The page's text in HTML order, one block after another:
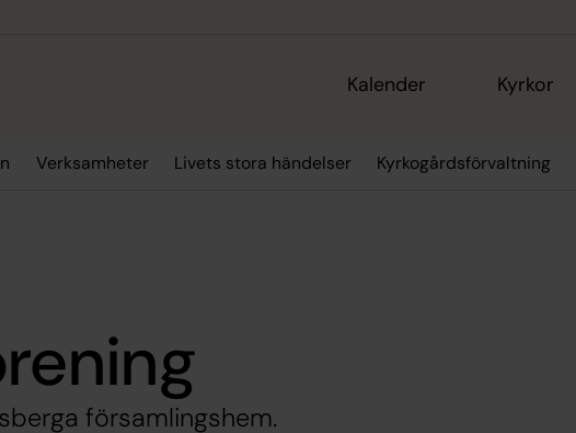
Kalender Kyrkor
Verksamheter Livets stora händelser Kyrkogårdsförvaltning
församlingshem.